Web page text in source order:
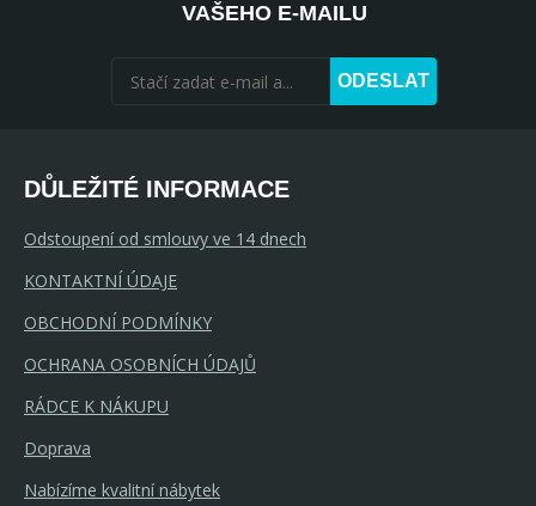
VAŠEHO E-MAILU
ODESLAT
DŮLEŽITÉ INFORMACE
Odstoupení od smlouvy ve 14 dnech
KONTAKTNÍ ÚDAJE
OBCHODNÍ PODMÍNKY
OCHRANA OSOBNÍCH ÚDAJŮ
RÁDCE K NÁKUPU
Doprava
Nabízíme kvalitní nábytek